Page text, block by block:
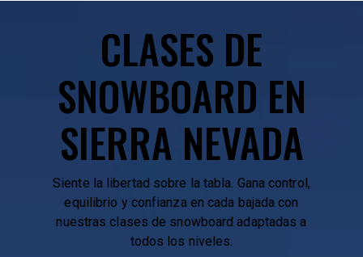
CLASES DE
SNOWBOARD EN
SIERRA NEVADA
Siente la libertad sobre la tabla. Gana control,
equilibrio y confianza en cada bajada con
nuestras clases de snowboard adaptadas a
todos los niveles.